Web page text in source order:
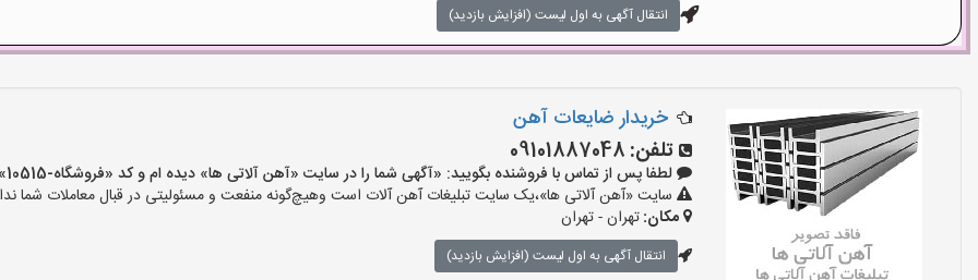
انتقال آگهی به اول لیست (افزایش بازدید)
خریدار ضایعات آهن
تلفن: 09101887048
لطفا پس از تماس با فروشنده بگویید: «آگهی شما را در سایت «آهن آلاتی ها» دیده ام و کد «فروشگاه-10515» را اعلام کنید»
سایت «آهن آلاتی ها»،یک سایت تبلیغات آهن آلات است وهیچ‌گونه منفعت و مسئولیتی در قبال معاملات شما
مکان:تهران - تهران
انتقال آگهی به اول لیست (افزایش بازدید)